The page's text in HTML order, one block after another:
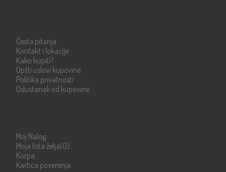
Česta pitanja
Kontakt i lokacije
Kako kupiti?
Opšti uslovi kupovine
Politika privatnosti
Odustanak od kupovine
Moj Nalog
Moja lista želja(0)
Korpa
Kartica poverenja